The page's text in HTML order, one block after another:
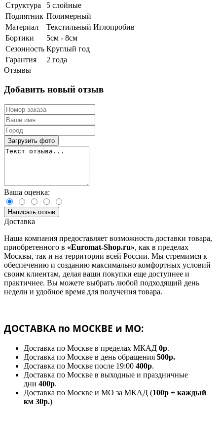
Структура
5 слойные
Подпятник Полимерный
Материал
Текстильный Иглопробив
Бортики
5см - 8см
Сезонность Круглый год
Гарантия
2 года
Отзывы
Добавить новый отзыв
Загрузить фото
Ваша оценка:
Написать отзыв
Доставка
Наша компания предоставляет возможность доставки товара,
приобретенного в «Euromat-Shop.ru», как в пределах
Москвы, так и на территории всей России. Мы стремимся к
обеспечению и созданию максимально комфортных условий
своим клиентам, делая ваши покупки еще доступнее и
практичнее. Вы можете выбрать любой подходящий день
недели и удобное время для получения товара.
ДОСТАВКА по МОСКВЕ и МО:
Доставка по Москве в пределах МКАД 0р.
Доставка по Москве в день обращения 500р.
Доставка по Москве после 19:00 400р.
Доставка по Москве в выходные и праздничные
дни 400р.
Доставка по Москве и МО за МКАД (100р + каждый
км 30р.)